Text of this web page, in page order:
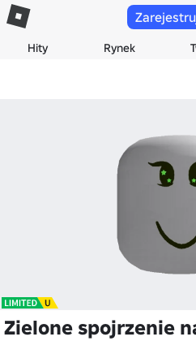
Hity Rynek
Zielone spojrzenie